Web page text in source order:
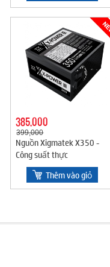
385,000
399,000
Nguồn Xigmatek X350 -
Công suất thực
Thêm vào giỏ